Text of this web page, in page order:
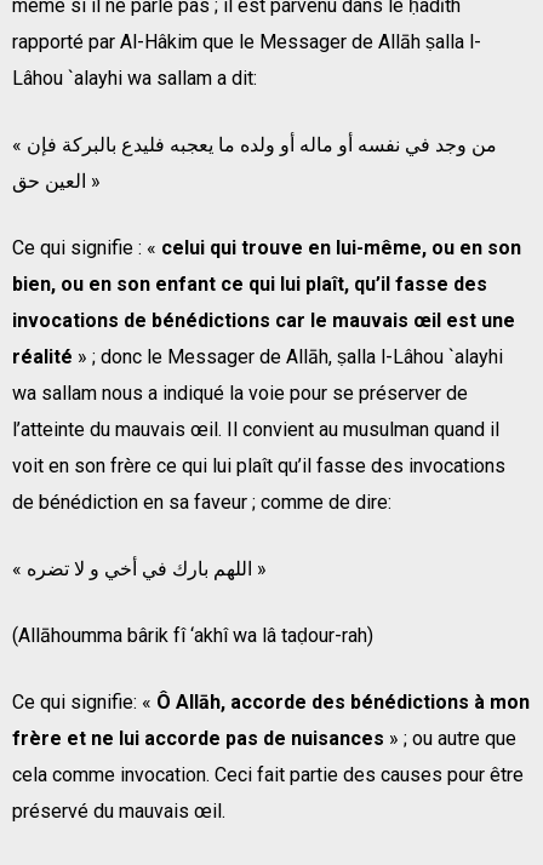
même si il ne parle pas ; il est parvenu dans le ḥadīth
rapporté par Al-Hâkim que le Messager de Allāh ṣalla l-
Lâhou `alayhi wa sallam a dit:
« من وجد في نفسه أو ماله أو ولده ما يعجبه فليدع بالبركة فإن
العين حق »
Ce qui signifie : « celui qui trouve en lui-même, ou en son
bien, ou en son enfant ce qui lui plaît, qu’il fasse des
invocations de bénédictions car le mauvais œil est une
réalité » ; donc le Messager de Allāh, ṣalla l-Lâhou `alayhi
wa sallam nous a indiqué la voie pour se préserver de
l’atteinte du mauvais œil. Il convient au musulman quand il
voit en son frère ce qui lui plaît qu’il fasse des invocations
de bénédiction en sa faveur ; comme de dire:
« اللهم بارك في أخي و لا تضره »
(Allāhoumma bârik fî ‘akhî wa lâ taḍour-rah)
Ce qui signifie: « Ô Allāh, accorde des bénédictions à mon
frère et ne lui accorde pas de nuisances » ; ou autre que
cela comme invocation. Ceci fait partie des causes pour être
préservé du mauvais œil.